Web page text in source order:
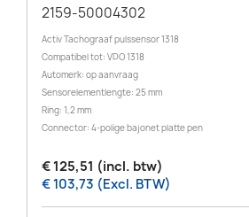
2159-50004302
Activ Tachograaf pulssensor 1318
Compatibel tot: VDO 1318
Automerk: op aanvraag
Sensorelementlengte: 25 mm
Ring: 1,2 mm
Connector: 4-polige bajonet platte pen
€ 125,51 (incl. btw)
€ 103,73 (Excl. BTW)